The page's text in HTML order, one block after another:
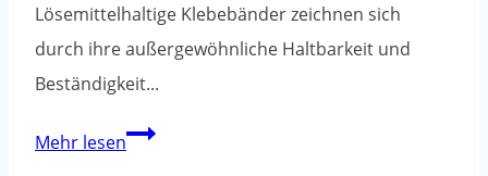
Lösemittelhaltige Klebebänder zeichnen sich
durch ihre außergewöhnliche Haltbarkeit und
Beständigkeit...
Mehr lesenWitterungsbeständig: